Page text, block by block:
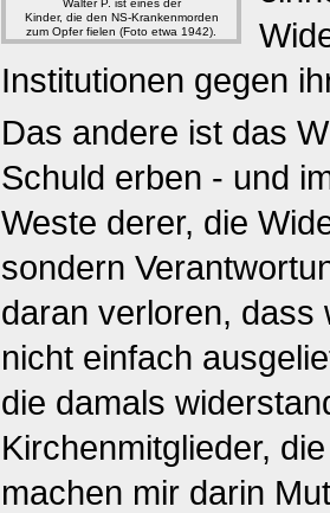
Walter P. ist eines der
Kinder, die den NS-Krankenmorden
zum Opfer fielen (Foto etwa 1942).
Institutionen gegen
Das andere ist das
Schuld erben - und
Weste derer, die
sondern
daran verloren, dass
nicht einfach
die damals
Kirchenmitglieder,
machen mir darin